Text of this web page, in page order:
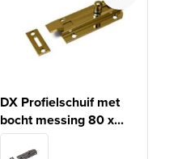
DX Profielschuif met
bocht messing 80 x...